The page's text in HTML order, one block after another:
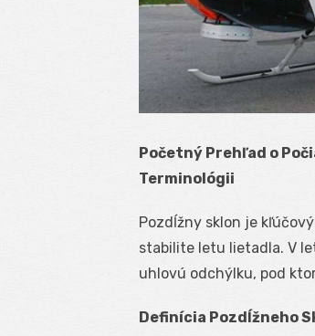
Početný Prehľad o
Terminológii
Pozdĺžny sklon je
stabilite letu lietadla. V
uhlovú odchýlku, pod
Definícia Pozdĺžneho